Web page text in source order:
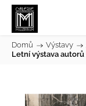
Domů / Výstavy /
Letní výstava